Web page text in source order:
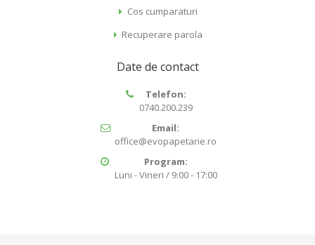
Cos cumparaturi
Recuperare parola
Date de contact
Telefon:
0740.200.239
Email:
office@evopapetarie.ro
Program:
Luni - Vineri / 9:00 - 17:00